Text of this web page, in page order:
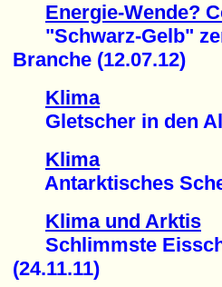
Energie-Wende?
"Schwarz-Gelb"
Branche (12.07.12)
Klima
Gletscher in den
Klima
Antarktisches
Klima und Arktis
Schlimmste
(24.11.11)